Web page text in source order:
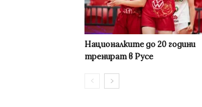
Националките до 20 години
тренират в Русе